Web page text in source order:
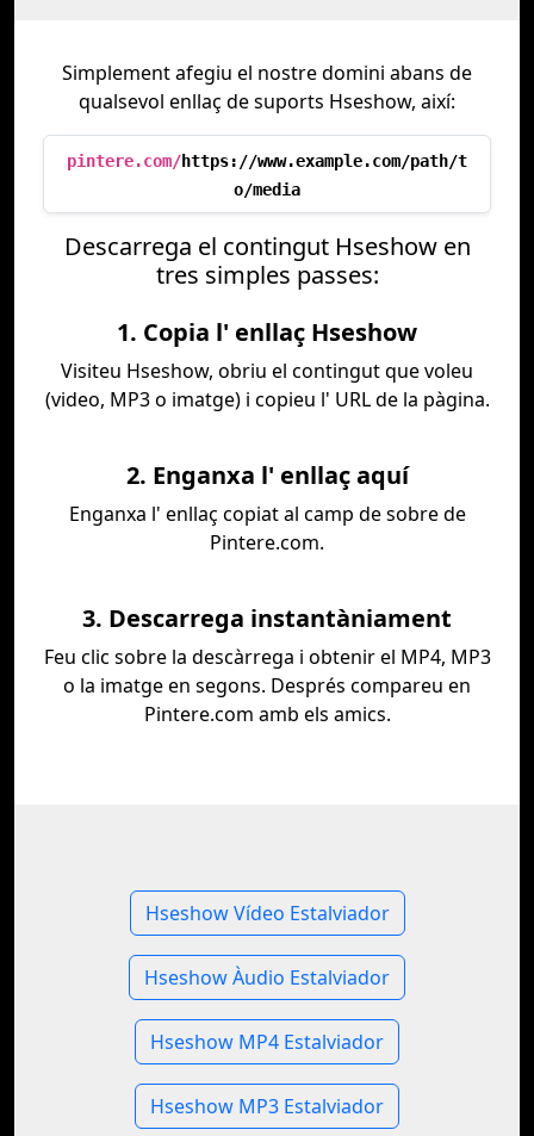
Simplement afegiu el nostre domini abans de
qualsevol enllaç de suports Hseshow, així:
pintere.com/https://www.example.com/path/t
o/media
Descarrega el contingut Hseshow en
tres simples passes:
1. Copia l' enllaç Hseshow
Visiteu Hseshow, obriu el contingut que voleu
(video, MP3 o imatge) i copieu l' URL de la pàgina.
2. Enganxa l' enllaç aquí
Enganxa l' enllaç copiat al camp de sobre de
Pintere.com.
3. Descarrega instantàniament
Feu clic sobre la descàrrega i obtenir el MP4, MP3
o la imatge en segons. Després compareu en
Pintere.com amb els amics.
Hseshow Vídeo Estalviador
Hseshow Àudio Estalviador
Hseshow MP4 Estalviador
Hseshow MP3 Estalviador